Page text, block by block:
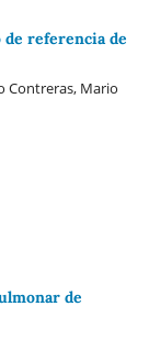
referencia de
Contreras, Mario
de